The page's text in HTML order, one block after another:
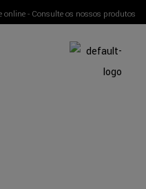
online - Consulte os nossos produtos